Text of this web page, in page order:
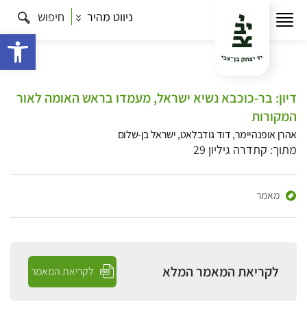
ניווט מהיר חיפוש
דיון: בר-כוכבא נשיא ישראל, מעמדו בראש האומה לאור
המקורות
אהרן אופנהיימר, דוד גודבלאט, ישראל בן-שלום
מתוך: קתדרה גיליון 29
מאמר
לקריאת המאמר המלא לקריאת המאמר